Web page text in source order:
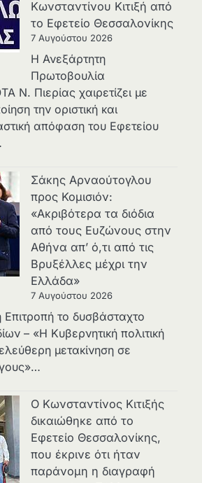
Κωνσταντίνου Κιτιξή από
το Εφετείο Θεσσαλονίκης
7 Αυγούστου 2026
Η Ανεξάρτητη
Πρωτοβουλία
Ν. Πιερίας χαιρετίζει με
την οριστική και
απόφαση του Εφετείου
Σάκης Αρναούτογλου
προς Κομισιόν:
«Ακριβότερα τα διόδια
από τους Ευζώνους στην
Αθήνα απ’ ό,τι από τις
Βρυξέλλες μέχρι την
Ελλάδα»
7 Αυγούστου 2026
το δυσβάσταχτο
– «Η Κυβερνητική πολιτική
μετακίνηση σε
Ο Κωνσταντίνος Κιτιξής
δικαιώθηκε από το
Εφετείο Θεσσαλονίκης,
που έκρινε ότι ήταν
παράνομη η διαγραφή